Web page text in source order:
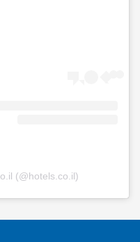
(@hotels.co.il)